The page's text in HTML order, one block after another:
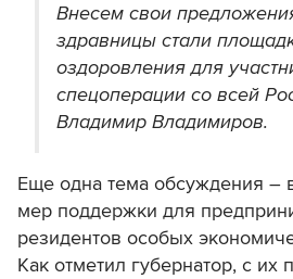
Внесем свои
здравницы стали
оздоровления для
спецоперации со всей
Владимир Владимиров.
Еще одна тема обсуждения –
мер поддержки для
резидентов особых
Как отметил губернатор, с